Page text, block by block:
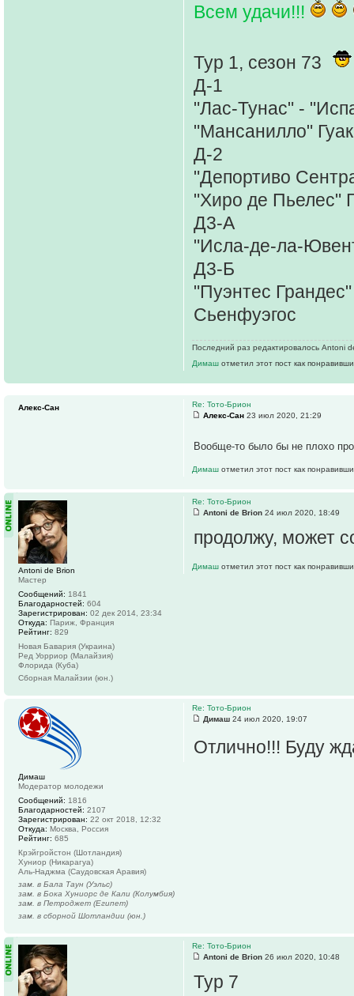
Всем удачи!!!
Тур 1, сезон 73
Д-1
"Лас-Тунас" -
"Мансанилло"
Д-2
"Депортиво
"Хиро де Пьелес"
Д3-А
"Исла-де-ла-
Д3-Б
"Пуэнтес
Сьенфуэгос
Последний раз редактировалось Antoni
Димаш отметил этот пост как
Re: Тото-Брион
Алекс-Сан 23 июл 2020, 21:29
Вообще-то было бы не плохо
Димаш отметил этот пост как
Алекс-Сан
Re: Тото-Брион
Antoni de Brion 24 июл 2020, 18:49
продолжу, может
Димаш отметил этот пост как
Antoni de Brion
Мастер
Сообщений: 1841
Благодарностей: 604
Зарегистрирован: 02 дек 2014, 23:34
Откуда: Париж, Франция
Рейтинг: 829
Новая Бавария (Украина)
Ред Уорриор (Малайзия)
Флорида (Куба)
Сборная Малайзии (юн.)
Re: Тото-Брион
Димаш 24 июл 2020, 19:07
Отлично!!! Буду
Димаш
Модератор молодежи
Сообщений: 1816
Благодарностей: 2107
Зарегистрирован: 22 окт 2018, 12:32
Откуда: Москва, Россия
Рейтинг: 685
Крэйгройстон (Шотландия)
Хуниор (Никарагуа)
Аль-Наджма (Саудовская Аравия)
зам. в Бала Таун (Уэльс)
зам. в Бока Хуниорс де Кали (Колумбия)
зам. в Петроджет (Египет)
зам. в сборной Шотландии (юн.)
Re: Тото-Брион
Antoni de Brion 26 июл 2020, 10:48
Тур 7